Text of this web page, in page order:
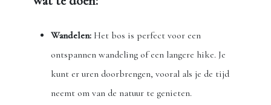
Wandelen: Het bos is perfect voor een
ontspannen wandeling of een langere hike. Je
kunt er uren doorbrengen, vooral als je de tijd
neemt om van de natuur te genieten.